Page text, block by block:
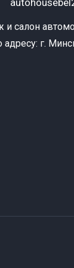
и салон
адресу: г.